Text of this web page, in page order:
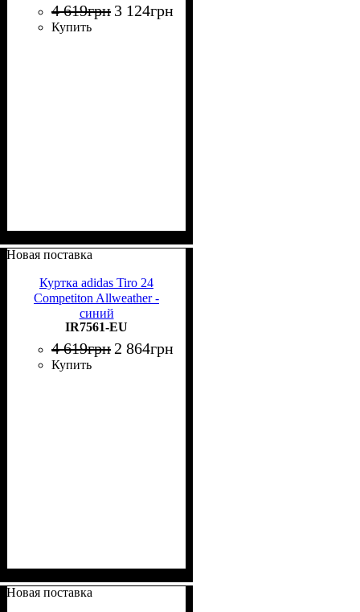
4 619грн 3 124грн
Купить
Новая поставка
Куртка adidas Tiro 24
Competiton Allweather -
синий
IR7561-EU
4 619грн 2 864грн
Купить
Новая поставка